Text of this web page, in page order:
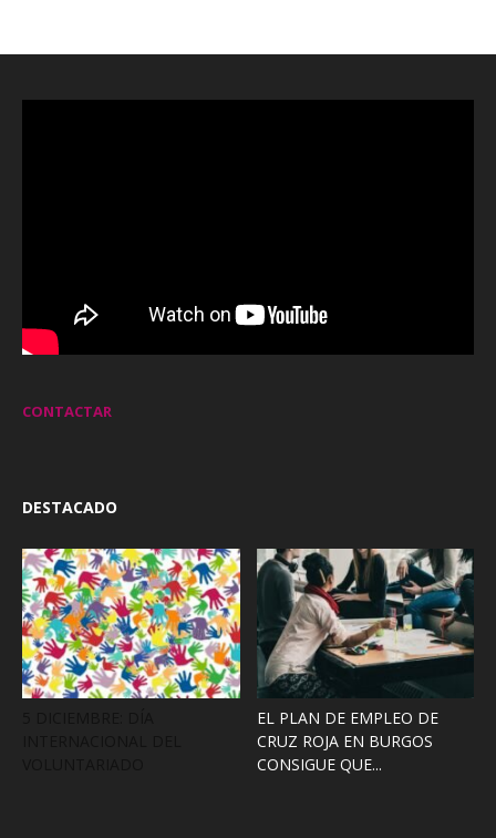
CONTACTAR
DESTACADO
EL PLAN DE EMPLEO DE
CRUZ ROJA EN BURGOS
CONSIGUE QUE...